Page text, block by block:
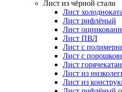
Лист из чёрной стали
Лист
Лист рифлёный
Лист
Лист ПВЛ
Лист с
Лист с
Лист
Лист из
Лист из